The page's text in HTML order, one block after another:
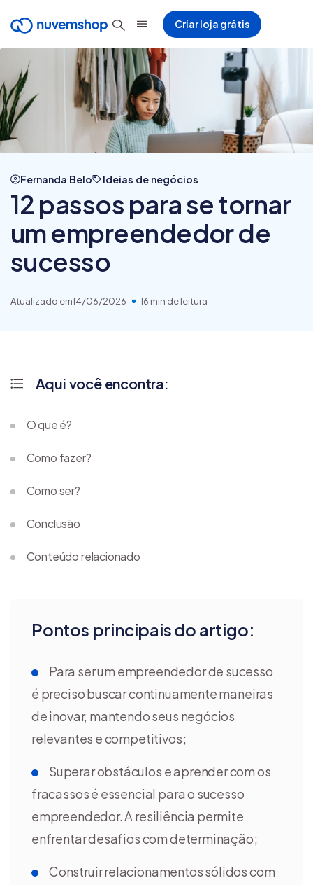
Criar loja grátis
Fernanda Belo Ideias de negócios
12 passos para se tornar
um empreendedor de
sucesso
Atualizado em14/06/2026 16 min de leitura
Pontos principais do artigo:
Para ser um empreendedor de sucesso
é preciso buscar continuamente maneiras
de inovar, mantendo seus negócios
relevantes e competitivos;
Superar obstáculos e aprender com os
fracassos é essencial para o sucesso
empreendedor. A resiliência permite
enfrentar desafios com determinação;
Construir relacionamentos sólidos com
Aqui você encontra:
O que é?
Como fazer?
Como ser?
Conclusão
Conteúdo relacionado